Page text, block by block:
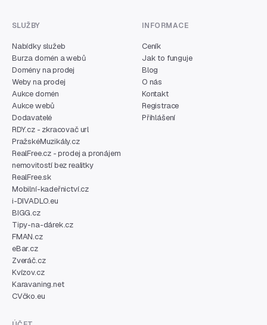
SLUŽBY
Nabídky služeb
Burza domén a webů
Domény na prodej
Weby na prodej
Aukce domén
Aukce webů
Dodavatelé
RDY.cz - zkracovač url
PražskéMuzikály.cz
RealFree.cz - prodej a pronájem
nemovitostí bez realitky
RealFree.sk
Mobilní-kadeřnictví.cz
i-DIVADLO.eu
BIGG.cz
Tipy-na-dárek.cz
FMAN.cz
eBar.cz
Zveráč.cz
Kvízov.cz
Karavaning.net
CVčko.eu
INFORMACE
Ceník
Jak to funguje
Blog
O nás
Kontakt
Registrace
Přihlášení